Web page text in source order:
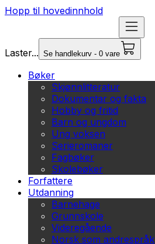
Hopp til hovedinnhold
Laster... Se handlekurv - 0 vare
Bøker
Skjønnlitteratur
Dokumentar og fakta
Hobby og fritid
Barn og ungdom
Ung voksen
Serieromaner
Fagbøker
Skolebøker
Forfattere
Utdanning
Barnehage
Grunnskole
Videregående
Norsk som andrespråk